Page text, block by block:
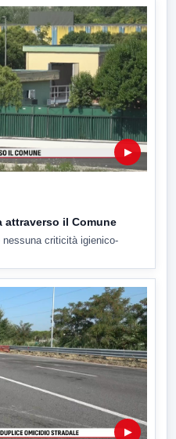
▶
attraverso il Comune
criticità igienico-
▶